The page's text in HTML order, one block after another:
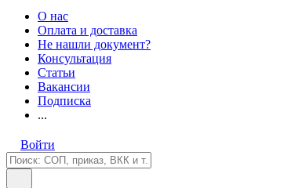
О нас
Оплата и доставка
Не нашли документ?
Консультация
Статьи
Вакансии
Подписка
...
Войти